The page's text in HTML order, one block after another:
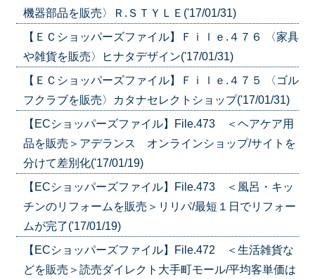
機器部品を販売〉Ｒ.ＳＴＹＬＥ('17/01/31)
【ＥＣショッパーズファイル】Ｆｉｌｅ.４７６ 〈家具
や雑貨を販売〉ヒナタデザイン('17/01/31)
【ＥＣショッパーズファイル】Ｆｉｌｅ.４７５ 〈ゴル
フクラブを販売〉カタナセレクトショップ('17/01/31)
【ECショッパーズファイル】File.473 ＜ヘアケア用
品を販売＞アデランス オンラインショップ/サイトを
分けて差別化('17/01/19)
【ECショッパーズファイル】File.473 ＜風呂・キッ
チンのリフォームを販売＞リリパ/最短１日でリフォー
ムが完了('17/01/19)
【ECショッパーズファイル】File.472 ＜生活雑貨な
どを販売＞読売ダイレクト大手町モール/平均客単価は